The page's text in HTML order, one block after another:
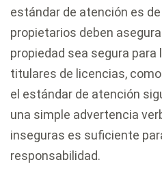
estándar de atención es
propietarios deben
propiedad sea segura para
titulares de licencias,
el estándar de atención
una simple advertencia
inseguras es suficiente
responsabilidad.